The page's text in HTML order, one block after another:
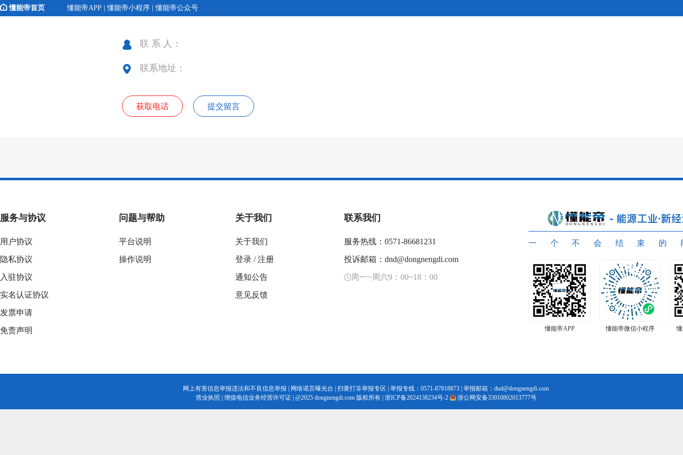
懂能帝首页 懂能帝APP | 懂能帝小程序 | 懂能帝公众号
联 系 人：
联系地址：
获取电话 提交留言
服务与协议
用户协议
隐私协议
入驻协议
实名认证协议
发票申请
免责声明
问题与帮助
平台说明
操作说明
关于我们
关于我们
登录 /注册
通知公告
意见反馈
联系我们
服务热线：0571-86681231
投诉邮箱：dnd@dongnengdi.com
周一~周六9：00~18：00
一个不会结束的
懂能帝APP 懂能帝微信小程序
网上有害信息举报违法和不良信息举报 网络谣言曝光台 扫黄打非举报专区 | 举报专线：0571-87818873 | 举报邮箱：dnd@dongnengdi.com
营业执照
增值电信业务经营许可证 @2025 dongnengdi.com 版权所有 | 浙ICP备2024138234号-2 浙公网安备33010802013777号